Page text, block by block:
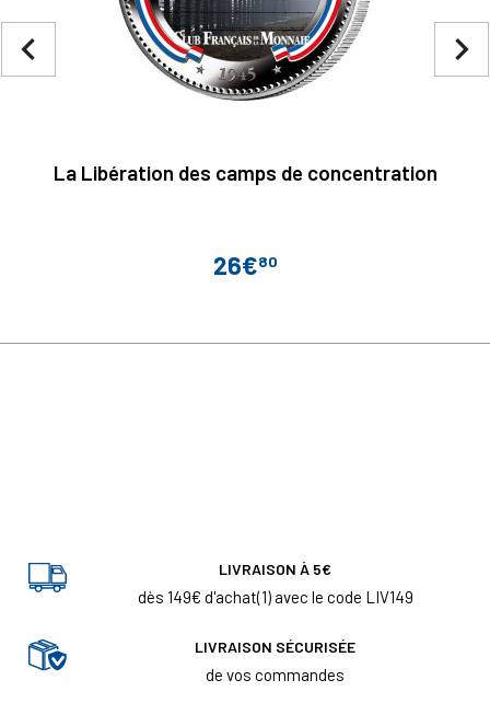
La Libération des camps de concentration
Prix
26€80
navigate_next
navigate_before
LIVRAISON À 5€
dès 149€ d'achat(1) avec le code LIV149
LIVRAISON SÉCURISÉE
de vos commandes